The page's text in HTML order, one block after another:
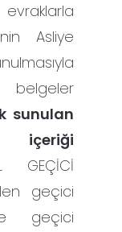
Asliye
sunulan
GEÇİCİ
geçici
geçici